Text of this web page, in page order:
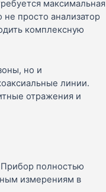
максимальная
просто анализатор
комплексную
но и
линии.
отражения и
Прибор полностью
измерениям в